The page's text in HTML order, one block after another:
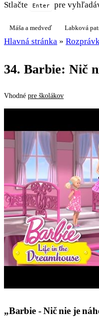
Stlačte Enter pre
Máša a medveď Labková
Hlavná stránka »
34. Barbie: Nič
Vhodné pre školákov
„Barbie - Nič nie je